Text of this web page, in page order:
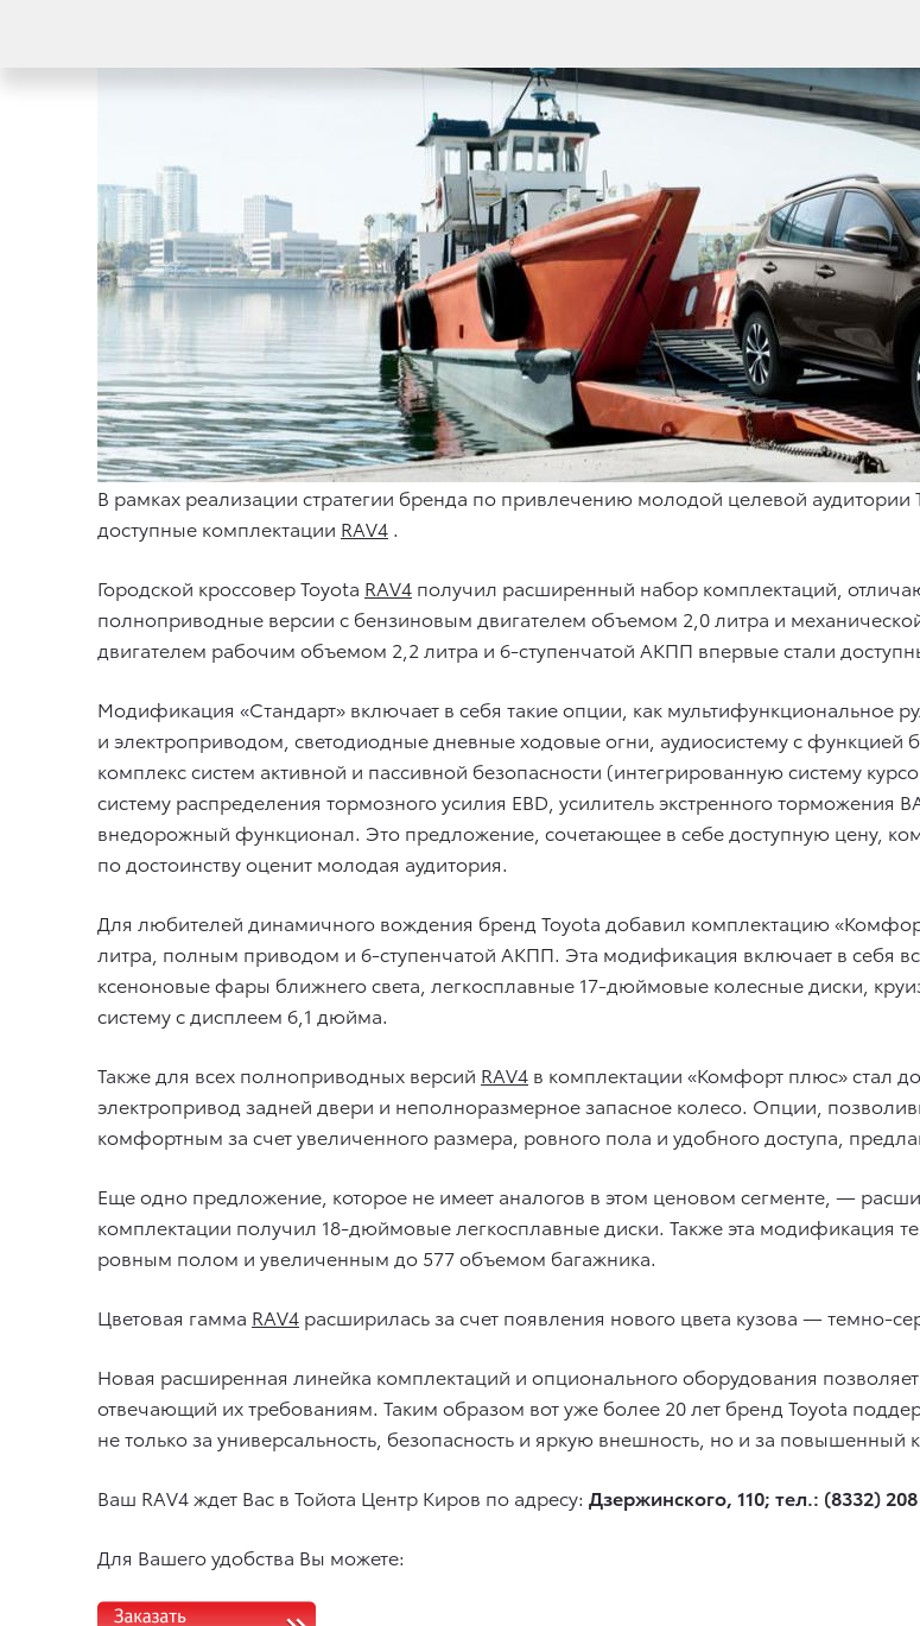
В рамках реализации стратегии бренда по привлечению молодой целевой аудитории
доступные комплектации RAV4 .
Городской кроссовер Toyota RAV4 получил расширенный набор комплектаций,
полноприводные версии с бензиновым двигателем объемом 2,0 литра и
двигателем рабочим объемом 2,2 литра и 6-ступенчатой АКПП впервые стали
Модификация «Стандарт» включает в себя такие опции, как мультифункциональное
и электроприводом, светодиодные дневные ходовые огни, аудиосистему с
комплекс систем активной и пассивной безопасности (интегрированную систему
систему распределения тормозного усилия EBD, усилитель экстренного торможения
внедорожный функционал. Это предложение, сочетающее в себе доступную цену,
по достоинству оценит молодая аудитория.
Для любителей динамичного вождения бренд Toyota добавил комплектацию
литра, полным приводом и 6-ступенчатой АКПП. Эта модификация включает в себя
ксеноновые фары ближнего света, легкосплавные 17-дюймовые колесные диски,
систему с дисплеем 6,1 дюйма.
Также для всех полноприводных версий RAV4 в комплектации «Комфорт плюс» стал
электропривод задней двери и неполноразмерное запасное колесо. Опции,
комфортным за счет увеличенного размера, ровного пола и удобного доступа,
Еще одно предложение, которое не имеет аналогов в этом ценовом сегменте, —
комплектации получил 18-дюймовые легкосплавные диски. Также эта модификация
ровным полом и увеличенным до 577 объемом багажника.
Цветовая гамма RAV4 расширилась за счет появления нового цвета кузова — темно-
Новая расширенная линейка комплектаций и опционального оборудования
отвечающий их требованиям. Таким образом вот уже более 20 лет бренд Toyota
не только за универсальность, безопасность и яркую внешность, но и за
Ваш RAV4 ждет Вас в Тойота Центр Киров по адресу: Дзержинского, 110; тел.: (8332)
Для Вашего удобства Вы можете: